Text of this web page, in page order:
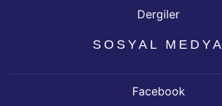
Dergiler
SOSYAL MEDYA
Facebook